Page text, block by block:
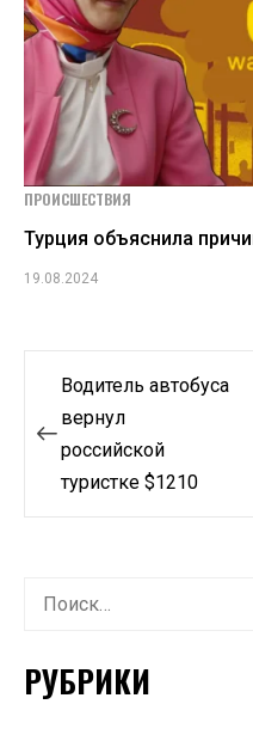
ПРОИСШЕСТВИЯ
Турция объяснила
19.08.2024
Навигация
по
записям
Водитель автобуса
вернул
российской
туристке $1210
Найти:
РУБРИКИ